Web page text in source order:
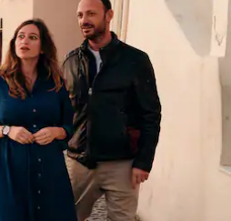
gore i prema dolje, kao i dodirom